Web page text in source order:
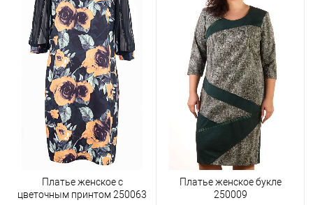
Платье женское с
цветочным принтом 250063
Платье женское букле
250009